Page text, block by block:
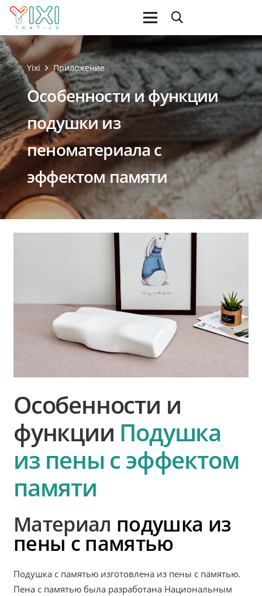
Yixi Приложение
Особенности и функции
подушки из
пеноматериала с
эффектом памяти
Особенности и
функции Подушка
из пены с эффектом
памяти
Материал подушка из
пены с памятью
Подушка с памятью изготовлена из пены с памятью.
Пена с памятью была разработана Национальным